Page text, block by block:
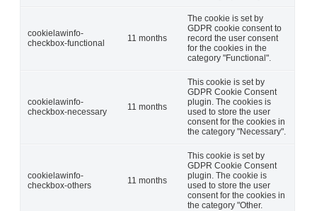
cookielawinfo-
checkbox-functional
11 months
The cookie is set by
GDPR cookie consent to
record the user consent
for the cookies in the
category "Functional".
cookielawinfo-
checkbox-necessary
11 months
This cookie is set by
GDPR Cookie Consent
plugin. The cookies is
used to store the user
consent for the cookies in
the category "Necessary".
cookielawinfo-
checkbox-others
11 months
This cookie is set by
GDPR Cookie Consent
plugin. The cookie is
used to store the user
consent for the cookies in
the category "Other.